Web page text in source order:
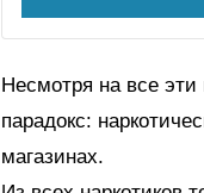
Несмотря на все
парадокс:
магазинах.